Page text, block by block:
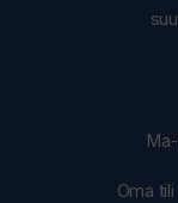
Oma tili